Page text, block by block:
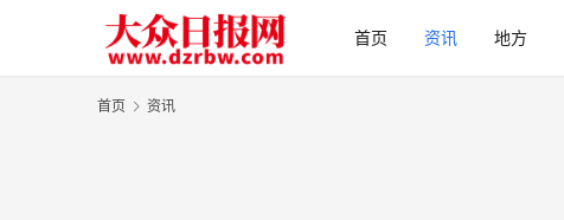
首页 资讯 地方
首页 资讯